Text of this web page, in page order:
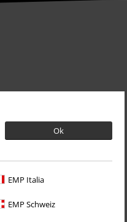
Ok
EMP Italia
EMP Schweiz